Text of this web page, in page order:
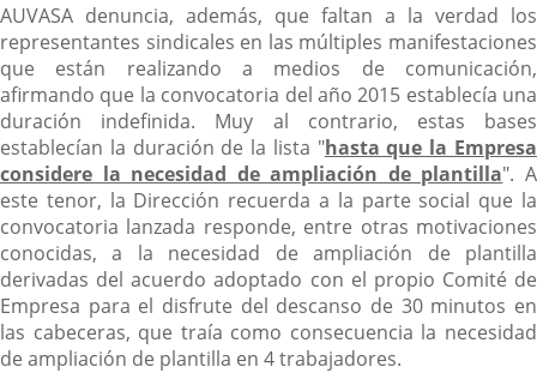
AUVASA denuncia, además, que faltan a la verdad los
representantes sindicales en las múltiples manifestaciones
que están realizando a medios de comunicación,
afirmando que la convocatoria del año 2015 establecía una
duración indefinida. Muy al contrario, estas bases
establecían la duración de la lista "hasta que la Empresa
considere la necesidad de ampliación de plantilla". A
este tenor, la Dirección recuerda a la parte social que la
convocatoria lanzada responde, entre otras motivaciones
conocidas, a la necesidad de ampliación de plantilla
derivadas del acuerdo adoptado con el propio Comité de
Empresa para el disfrute del descanso de 30 minutos en
las cabeceras, que traía como consecuencia la necesidad
de ampliación de plantilla en 4 trabajadores.